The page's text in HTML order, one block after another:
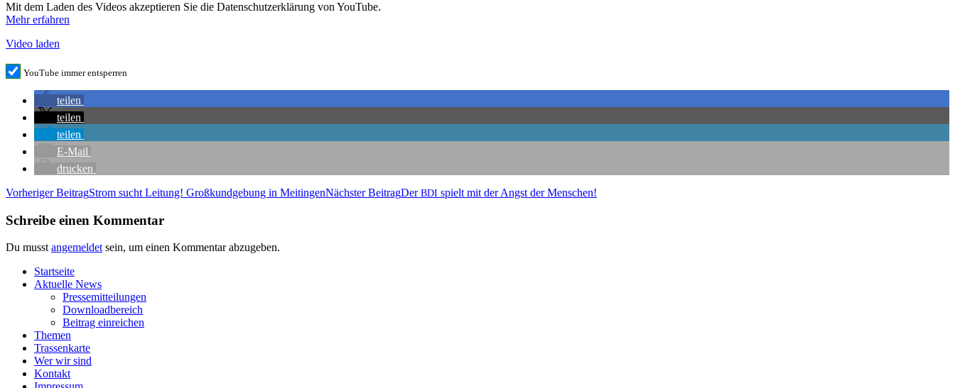
Mit dem Laden des Vide­os akzep­tie­ren Sie die Daten­schutz­er­klä­rung von You­Tube.
Mehr erfah­ren
Video laden
You­Tube immer entsperren
tei­len
tei­len
tei­len
E‑Mail
dru­cken
Beitragsnavigation
Vorheriger BeitragStrom sucht Lei­tung! Groß­kund­ge­bung in MeitingenNächster BeitragDerBDI spielt mit der Angst der Menschen!
Schreibe einen Kommentar
Du musstangemeldetsein, um einen Kommentar abzugeben.
Start­sei­te
Aktu­el­le News
Pres­se­mit­tei­lun­gen
Down­load­be­reich
Bei­trag einreichen
The­men
Tras­sen­kar­te
Wer wir sind
Kon­takt